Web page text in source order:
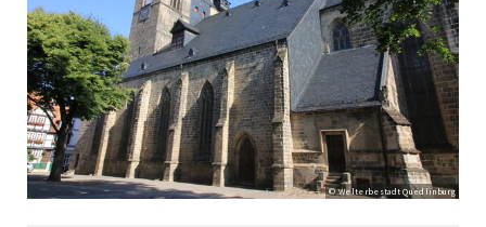
© Welterbestadt Quedlinburg